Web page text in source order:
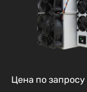
Цена по запросу